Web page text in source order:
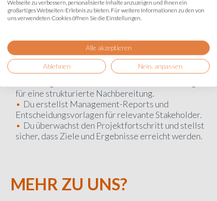
von Projekten und strategischen Initiativen.
Du begleitest den Rollout am Standort Berlin
Du identifizierst, bewertest und steuerst
Projektrisiken sowie mögliche Herausforderungen
frühzeitig.
Du bereitest Projektmeetings, Workshops und
für eine strukturierte Nachbereitung.
Du erstellst Management-Reports und
Entscheidungsvorlagen für relevante Stakeholder.
Du überwachst den Projektfortschritt und stellst
sicher, dass Ziele und Ergebnisse erreicht werden.
MEHR ZU UNS?
Webseite zu verbessern, personalisierte Inhalte anzuzeigen und Ihnen ein
großartiges Webseiten-Erlebnis zu bieten. Für weitere Informationen zu den von
uns verwendeten Cookies öffnen Sie die Einstellungen.
Alle akzeptieren
Ablehnen Nein, anpassen